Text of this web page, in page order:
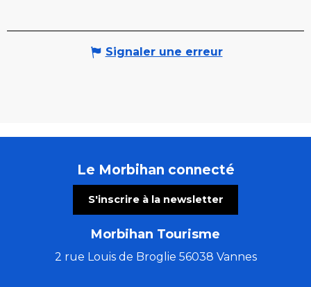
Signaler une erreur
Le Morbihan connecté
S'inscrire à la newsletter
Morbihan Tourisme
2 rue Louis de Broglie 56038 Vannes